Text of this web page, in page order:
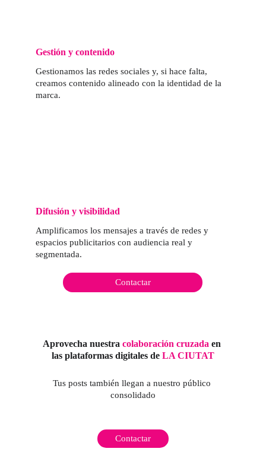
Contactar
Gestión y contenido
Gestionamos las redes sociales y, si hace falta,
creamos contenido alineado con la identidad de la
marca.
Difusión y visibilidad
Amplificamos los mensajes a través de redes y
espacios publicitarios con audiencia real y
segmentada.
Aprovecha nuestra colaboración cruzada en
las plataformas digitales de LA CIUTAT
Tus posts también llegan a nuestro público
consolidado
Contactar